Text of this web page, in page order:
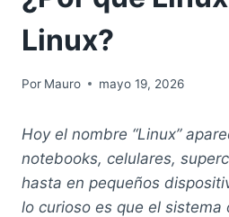
Linux?
Por Mauro mayo 19, 2026
Hoy el nombre “Linux”
notebooks, celulares,
hasta en pequeños
lo curioso es que el sistema